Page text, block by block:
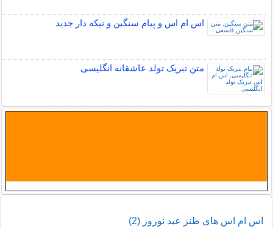
اس ام اس و پیام سنگین و تیکه دار جدید
متن تبریک تولد عاشقانه انگلیسی
اس ام اس های طنز عید نوروز (2)